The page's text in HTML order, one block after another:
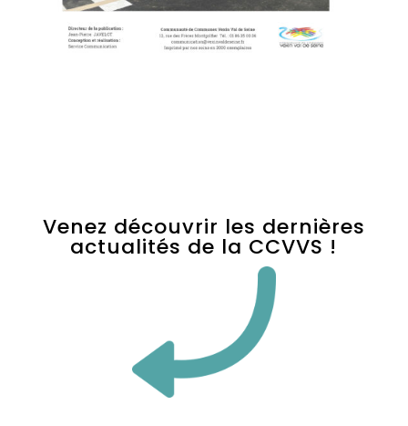
Venez découvrir les dernières
actualités de la CCVVS !